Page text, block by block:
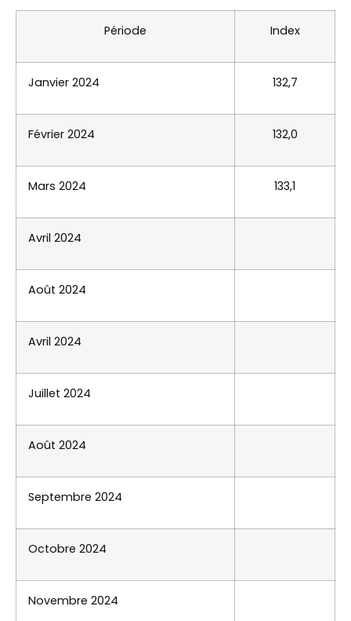
Période Index
Janvier 2024 132,7
Février 2024 132,0
Mars 2024 133,1
Avril 2024
Août 2024
Avril 2024
Juillet 2024
Août 2024
Septembre 2024
Octobre 2024
Novembre 2024